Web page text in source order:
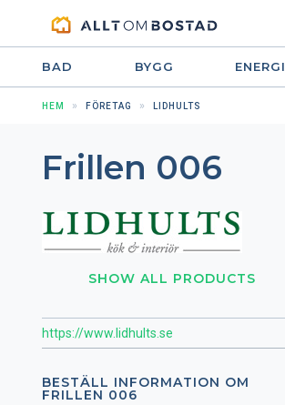
BAD BYGG ENERGI
HEM FÖRETAG LIDHULTS
Frillen 006
SHOW ALL PRODUCTS
https://www.lidhults.se
BESTÄLL INFORMATION OM
FRILLEN 006